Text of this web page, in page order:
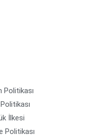
Politikası
İlkesi
Politikası